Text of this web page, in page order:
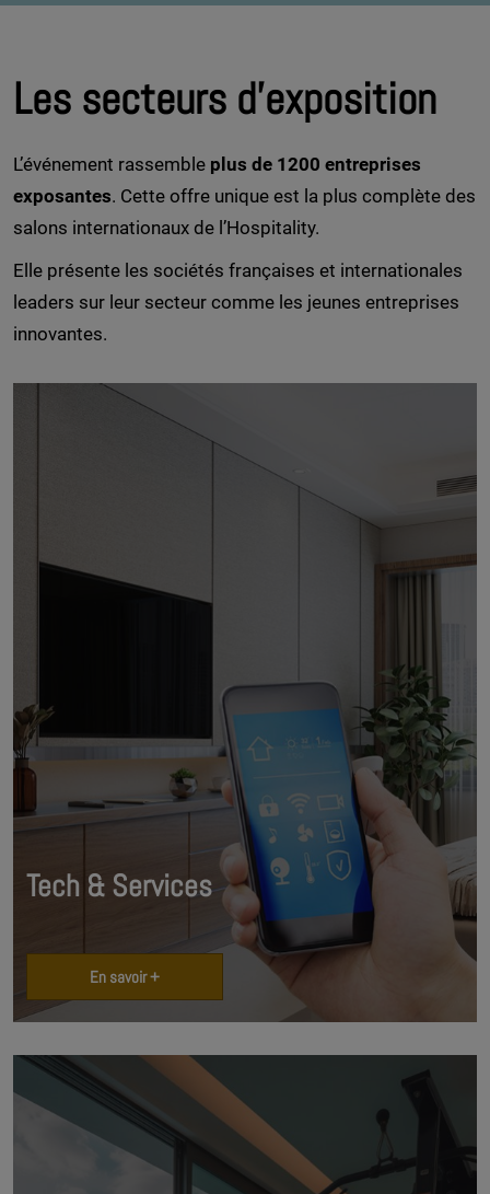
Les secteurs d'exposition
L’événement rassemble plus de 1200 entreprises
exposantes. Cette offre unique est la plus complète des
salons internationaux de l’Hospitality.
Elle présente les sociétés françaises et internationales
leaders sur leur secteur comme les jeunes entreprises
innovantes.
Tech & Services
En savoir +